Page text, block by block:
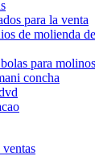
para la venta
de molienda
para molinos
concha